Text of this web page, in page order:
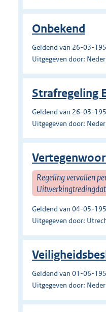
Onbekend
Geldend van 26-03-
Uitgegeven door:
Strafregeling
Geldend van 26-03-
Uitgegeven door:
Regeling vervallen
Geldend van 04-05-
Uitgegeven door:
Geldend van 01-06-
Uitgegeven door: